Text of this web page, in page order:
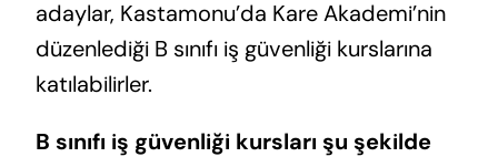
adaylar, Kastamonu’da Kare Akademi’nin
düzenlediği B sınıfı iş güvenliği kurslarına
katılabilirler.
B sınıfı iş güvenliği kursları şu şekilde